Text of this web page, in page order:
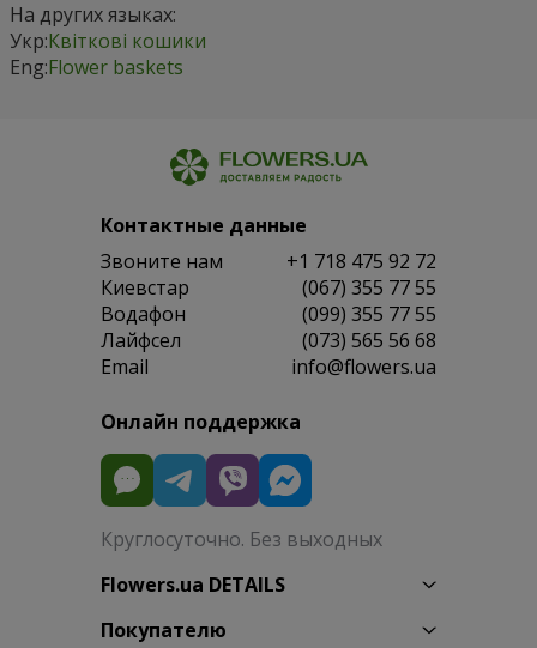
На других языках:
Укр:Квіткові кошики
Eng:Flower baskets
Контактные данные
Звоните нам
+1 718 475 92 72
Киевстар
(067) 355 77 55
Водафон
(099) 355 77 55
Лайфсел
(073) 565 56 68
Email
info@flowers.ua
Онлайн поддержка
Круглосуточно. Без выходных
Flowers.ua DETAILS
Покупателю